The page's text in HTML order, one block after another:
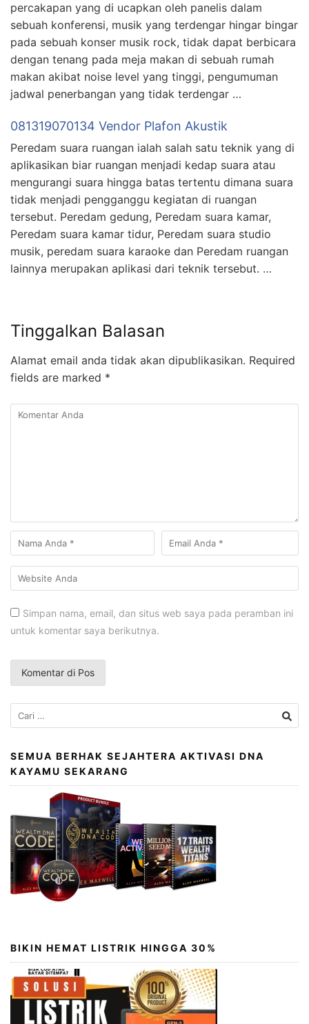
percakapan yang di ucapkan oleh panelis dalam
sebuah konferensi, musik yang terdengar hingar bingar
pada sebuah konser musik rock, tidak dapat berbicara
dengan tenang pada meja makan di sebuah rumah
makan akibat noise level yang tinggi, pengumuman
jadwal penerbangan yang tidak terdengar …
081319070134 Vendor Plafon Akustik
Peredam suara ruangan ialah salah satu teknik yang di
aplikasikan biar ruangan menjadi kedap suara atau
mengurangi suara hingga batas tertentu dimana suara
tidak menjadi pengganggu kegiatan di ruangan
tersebut. Peredam gedung, Peredam suara kamar,
Peredam suara kamar tidur, Peredam suara studio
musik, peredam suara karaoke dan Peredam ruangan
lainnya merupakan aplikasi dari teknik tersebut. …
Tinggalkan Balasan
Alamat email anda tidak akan dipublikasikan. Required
fields are marked *
Simpan nama, email, dan situs web saya pada peramban ini
untuk komentar saya berikutnya.
Cari
untuk:
SEMUA BERHAK SEJAHTERA AKTIVASI DNA
KAYAMU SEKARANG
BIKIN HEMAT LISTRIK HINGGA 30%